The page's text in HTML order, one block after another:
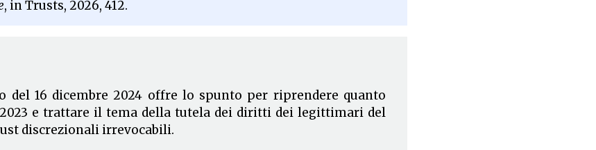
, in Trusts, 2026, 412.
del 16 dicembre 2024 offre lo spunto per riprendere quanto
e trattare il tema della tutela dei diritti dei legittimari del
discrezionali irrevocabili.